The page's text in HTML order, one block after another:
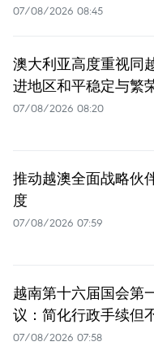
07/08/2026 08:45
澳大利亚高度重视同
进地区和平稳定与繁
07/08/2026 08:20
推动越澳全面战略伙
度
07/08/2026 07:59
越南第十六届国会第
议：简化行政手续但
07/08/2026 07:58